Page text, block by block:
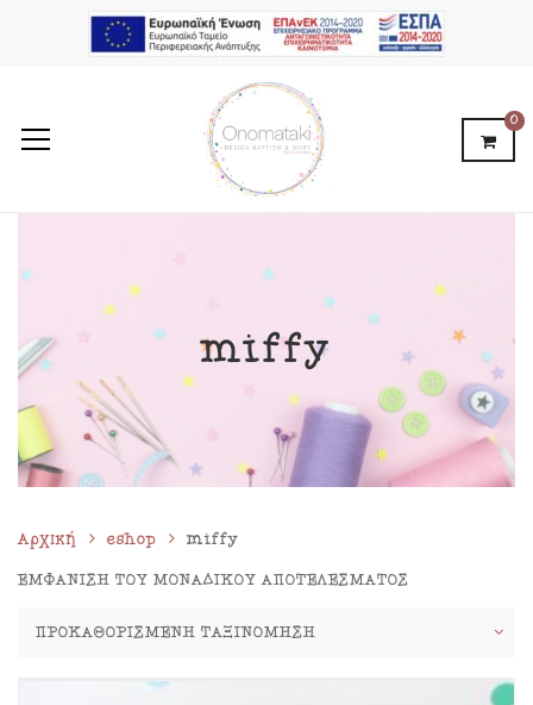
0
miffy
Αρχική eshop miffy
ΕΜΦΆΝΙΣΗ ΤΟΥ ΜΟΝΑΔΙΚΟΎ ΑΠΟΤΕΛΈΣΜΑΤΟΣ